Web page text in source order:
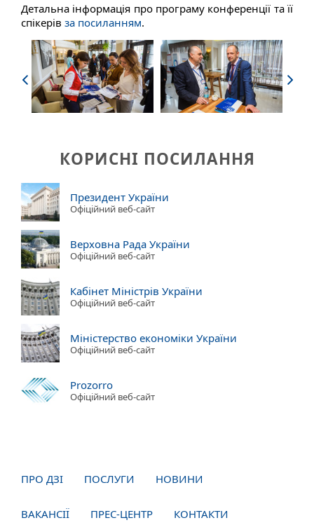
Детальна інформація про програму конференції та її
спікерів за посиланням.
Next
КОРИСНІ ПОСИЛАННЯ
Президент України
Офіційний веб-сайт
Верховна Рада України
Офіційний веб-сайт
Кабінет Міністрів України
Офіційний веб-сайт
Міністерство економіки України
Офіційний веб-сайт
Prozorro
Офіційний веб-сайт
ПРО ДЗІ ПОСЛУГИ НОВИНИ
ВАКАНСІЇ ПРЕС-ЦЕНТР КОНТАКТИ